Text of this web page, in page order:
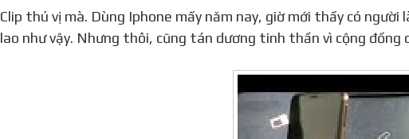
Clip thú vị mà. Dùng Iphone mấy năm nay, giờ mới thấy có người làm clip hướng dẫn một cách hết sức…tào
lao như vậy. Nhưng thôi, cũng tán dương tinh thần vì cộng đồng